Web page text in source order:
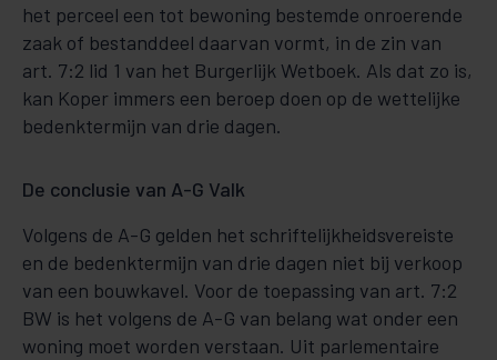
het perceel een tot bewoning bestemde onroerende
zaak of bestanddeel daarvan vormt, in de zin van
art. 7:2 lid 1 van het Burgerlijk Wetboek. Als dat zo is,
kan Koper immers een beroep doen op de wettelijke
bedenktermijn van drie dagen.
De conclusie van A-G Valk
Volgens de A-G gelden het schriftelijkheidsvereiste
en de bedenktermijn van drie dagen niet bij verkoop
van een bouwkavel. Voor de toepassing van art. 7:2
BW is het volgens de A-G van belang wat onder een
woning moet worden verstaan. Uit parlementaire